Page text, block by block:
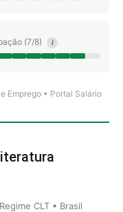
(7/8) i
Emprego • Portal Salário
CLT • Brasil